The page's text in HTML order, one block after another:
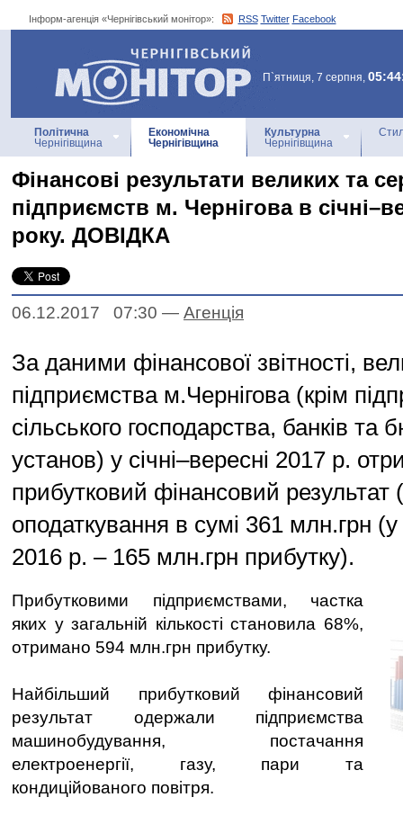
Інформ-агенція «Чернігівський монітор»: RSS Twitter Facebook
Інформ-агенція
«Чернігівський монітор»
П`ятниця, 7 серпня,
Політична
Чернігівщина
Економічна
Чернігівщина
Культурна
Чернігівщина
Фінансові результати великих та
підприємств м. Чернігова в
року. ДОВІДКА
06.12.2017 07:30 — Агенцiя
За даними фінансової звітності,
підприємства м.Чернігова (крім
сільського господарства, банків та
установ) у січні–вересні 2017 р.
прибутковий фінансовий результат
оподаткування в сумі 361 млн.грн (у
2016 р. – 165 млн.грн прибутку).
Прибутковими підприємствами, частка
яких у загальній кількості становила 68%,
отримано 594 млн.грн прибутку.
Найбільший прибутковий фінансовий
результат одержали підприємства
машинобудування, постачання
електроенергії, газу, пари та
кондиційованого повітря.